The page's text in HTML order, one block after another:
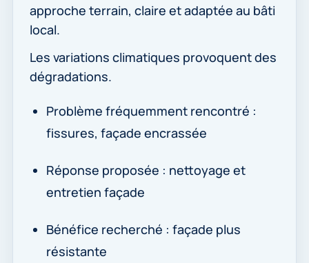
approche terrain, claire et adaptée au bâti
local.
Les variations climatiques provoquent des
dégradations.
Problème fréquemment rencontré :
fissures, façade encrassée
Réponse proposée : nettoyage et
entretien façade
Bénéfice recherché : façade plus
résistante